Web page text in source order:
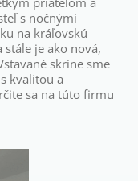
s nočnými
na kráľovskú
je ako nová,
skrine sme
kvalitou a
sa na túto firmu